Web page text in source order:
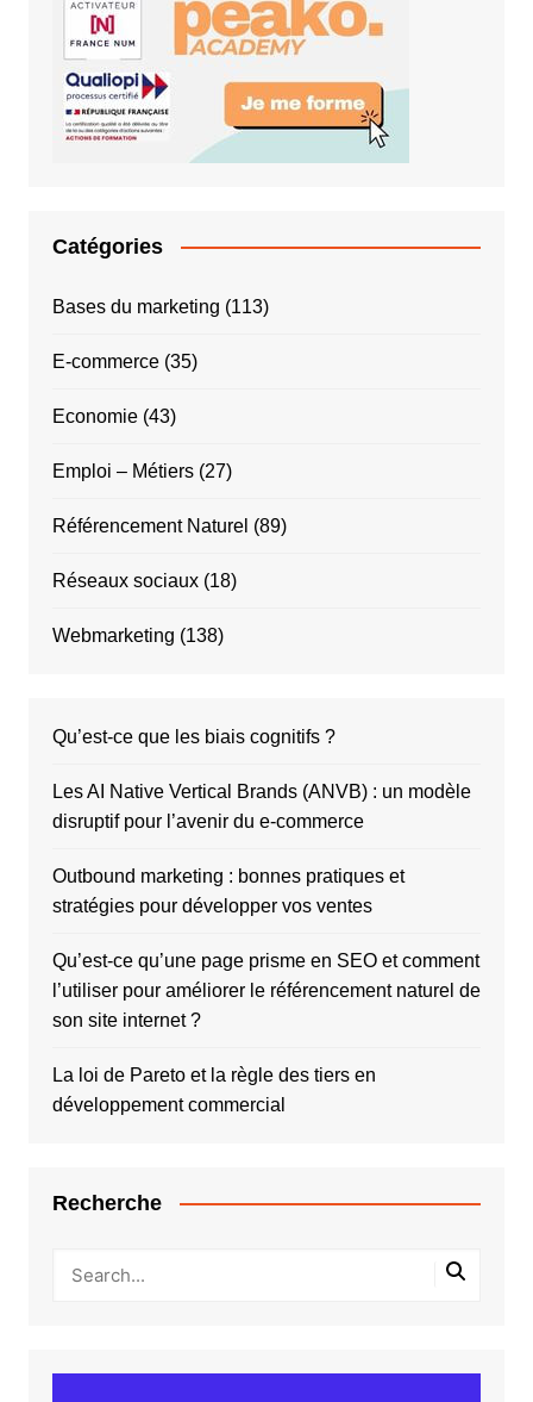
Catégories
Bases du marketing (113)
E-commerce(35)
Economie(43)
Emploi – Métiers(27)
Référencement Naturel (89)
Réseaux sociaux(18)
Webmarketing (138)
Qu’est-ce que les biais cognitifs ?
Les AI Native Vertical Brands (ANVB) : un modèle
disruptif pour l’avenir du e-commerce
Outbound marketing : bonnes pratiques et
stratégies pour développer vos ventes
Qu’est-ce qu’une page prisme en SEO et comment
l’utiliser pour améliorer le référencement naturel de
son site internet ?
La loi de Pareto et la règle des tiers en
développement commercial
Recherche